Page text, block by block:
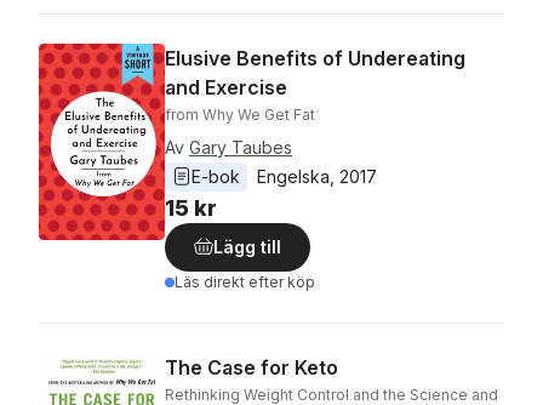
Elusive Benefits of Undereating
and Exercise
from Why We Get Fat
Av Gary Taubes
E-bok
Engelska 2017
15 kr
Lägg till
Läs direkt efter köp
The Case for Keto
Rethinking Weight Control and the Science and